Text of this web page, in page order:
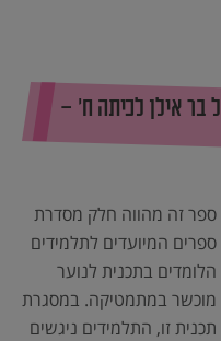
בר אילן לכיתה ח’ –
ספר זה מהווה חלק מסדרת
ספרים המיועדים לתלמידים
הלומדים בתכנית לנוער
מוכשר במתמטיקה. במסגרת
תכנית זו, התלמידים ניגשים